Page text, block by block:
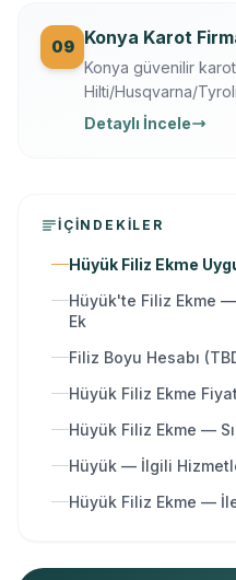
09 Konya Karot
Konya güvenilir karot
Hilti/Husqvarna/
yazılı garanti, 7/24
Detaylı İncele
İÇINDEKILER
Hüyük Filiz Ekme
Hüyük'te Filiz Ekme —
Ek
Filiz Boyu Hesabı
Hüyük Filiz Ekme
Hüyük Filiz Ekme —
Hüyük — İlgili
Hüyük Filiz Ekme —